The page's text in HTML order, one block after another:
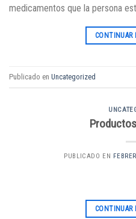
medicamentos que la persona
CONTINUAR
Publicado en Uncategorized
PUBLICADO EN
CONTINUAR